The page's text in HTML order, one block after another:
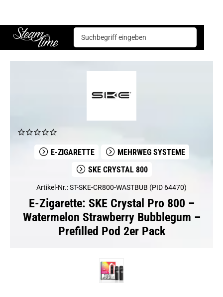
Steam time
E-Zigarette Mehrweg Systeme
SKE Crystal 800
SKE Crystal Pro 800 – Watermelon Strawberry Bubblegum – Prefilled Pod 2er Pack
E-ZIGARETTE
MEHRWEG SYSTEME
SKE CRYSTAL 800
Artikel-Nr.: ST-SKE-CR800-WASTBUB (PID 64470)
E-Zigarette: SKE Crystal Pro 800 –
Watermelon Strawberry Bubblegum –
Prefilled Pod 2er Pack